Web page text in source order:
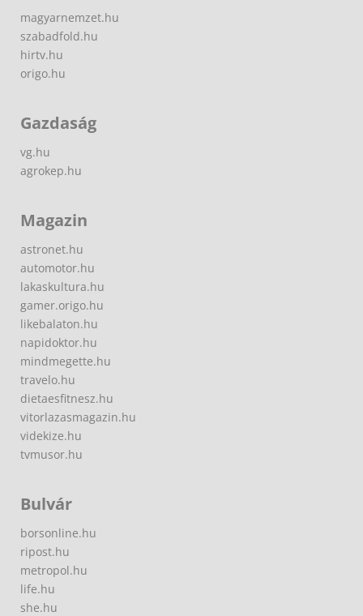
magyarnemzet.hu
szabadfold.hu
hirtv.hu
origo.hu
Gazdaság
vg.hu
agrokep.hu
Magazin
astronet.hu
automotor.hu
lakaskultura.hu
gamer.origo.hu
likebalaton.hu
napidoktor.hu
mindmegette.hu
travelo.hu
dietaesfitnesz.hu
vitorlazasmagazin.hu
videkize.hu
tvmusor.hu
Bulvár
borsonline.hu
ripost.hu
metropol.hu
life.hu
she.hu